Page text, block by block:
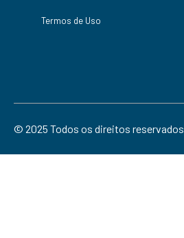
Termos de Uso
© 2025 Todos os direitos reservados